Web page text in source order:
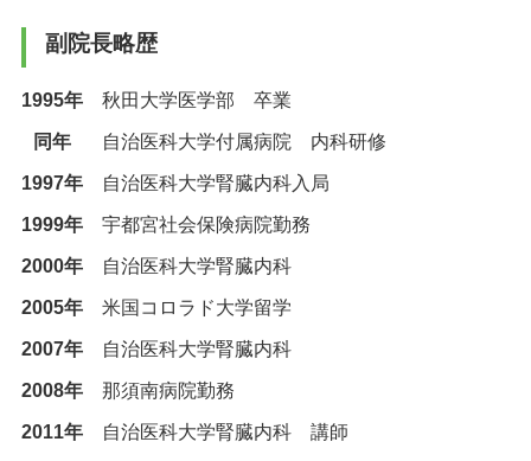
副院長略歴
1995年 秋田大学医学部 卒業
同年 自治医科大学付属病院 内科研修
1997年 自治医科大学腎臓内科入局
1999年 宇都宮社会保険病院勤務
2000年 自治医科大学腎臓内科
2005年 米国コロラド大学留学
2007年 自治医科大学腎臓内科
2008年 那須南病院勤務
2011年 自治医科大学腎臓内科 講師